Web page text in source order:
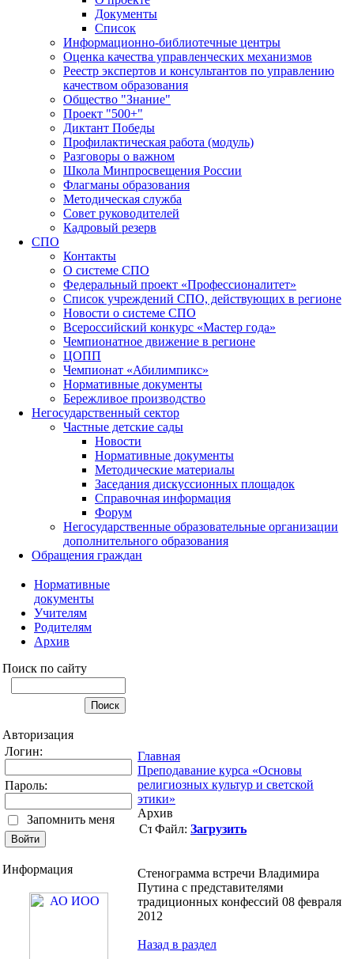
Документы
Список
Информационно-библиотечные центры
Оценка качества управленческих механизмов
Реестр экспертов и консультантов по управлению
качеством образования
Общество "Знание"
Проект "500+"
Диктант Победы
Профилактическая работа (модуль)
Разговоры о важном
Школа Минпросвещения России
Флагманы образования
Методическая служба
Совет руководителей
Кадровый резерв
СПО
Контакты
О системе СПО
Федеральный проект «Профессионалитет»
Список учреждений СПО, действующих в регионе
Новости о системе СПО
Всероссийский конкурс «Мастер года»
Чемпионатное движение в регионе
ЦОПП
Чемпионат «Абилимпикс»
Нормативные документы
Бережливое производство
Негосударственный сектор
Частные детские сады
Новости
Нормативные документы
Методические материалы
Заседания дискуссионных площадок
Справочная информация
Форум
Негосударственные образовательные организации
дополнительного образования
Обращения граждан
Нормативные
документы
Учителям
Родителям
Архив
Поиск по сайту
Авторизация
Логин:
Пароль:
Запомнить меня
Информация
Главная
Преподавание курса «Основы
религиозных культур и светской
этики»
Архив
Файл: Загрузить
Стенограмма встречи Владимира
Путина с представителями
традиционных конфессий 08 февраля
2012
Назад в раздел